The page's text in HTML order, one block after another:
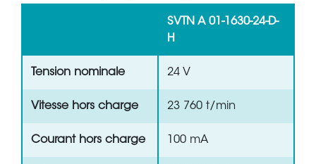
SVTN A 01-1630-24-D-
H
Tension nominale 24 V
Vitesse hors charge 23 760 t/min
Courant hors charge 100 mA